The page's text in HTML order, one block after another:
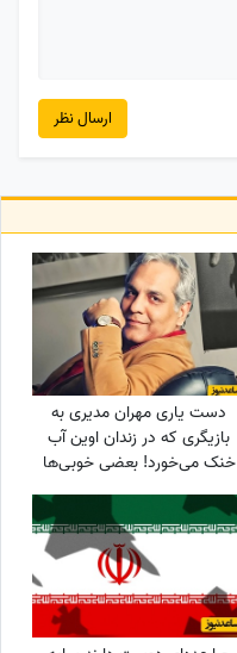
ارسال نظر
دست یاری مهران مدیری به
بازیگری که در زندان اوین آب
خنک می‌خورد! بعضی خوبی‌ها
هیچ‌وقت از یاد آدم نمی‌ره!
پهلوانی فقط به زور بازو نیست
که...